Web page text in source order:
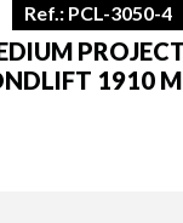
Ref.: PCL-3050-4
1910